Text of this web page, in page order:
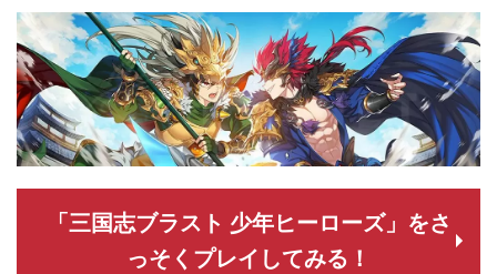
「三国志ブラスト 少年ヒーローズ」をさ
っそくプレイしてみる！